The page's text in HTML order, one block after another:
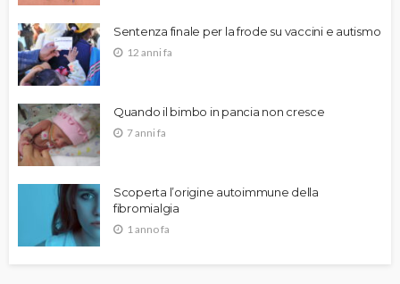
Sentenza finale per la frode su vaccini e autismo
12 anni fa
Quando il bimbo in pancia non cresce
7 anni fa
Scoperta l’origine autoimmune della
fibromialgia
1 anno fa